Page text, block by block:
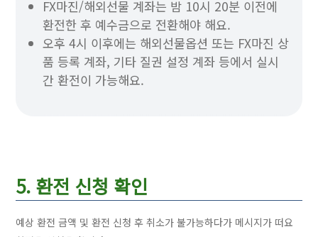
FX마진/해외선물 계좌는 밤 10시 20분 이전에
환전한 후 예수금으로 전환해야 해요.
오후 4시 이후에는 해외선물옵션 또는 FX마진 상
품 등록 계좌, 기타 질권 설정 계좌 등에서 실시
간 환전이 가능해요.
5. 환전 신청 확인
예상 환전 금액 및 환전 신청 후 취소가 불가능하다가 메시지가 떠요